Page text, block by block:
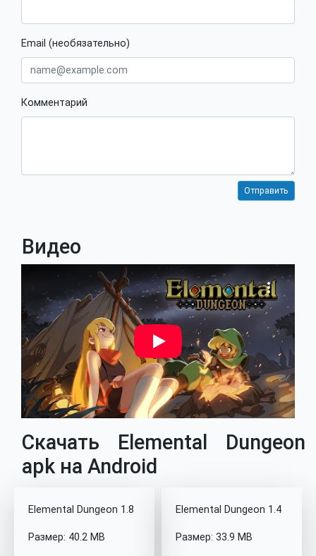
Email (необязательно)
Комментарий
Видео
Скачать Elemental Dungeon
apk на Android
Elemental Dungeon 1.8
Размер: 40.2 MB
Elemental Dungeon 1.4
Размер: 33.9 MB